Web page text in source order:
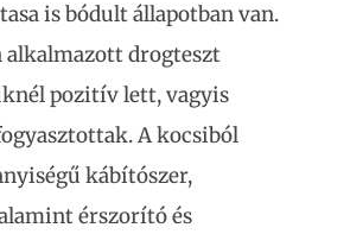
is bódult állapotban van.
alkalmazott drogteszt
pozitív lett, vagyis
A kocsiból
kábítószer,
érszorító és